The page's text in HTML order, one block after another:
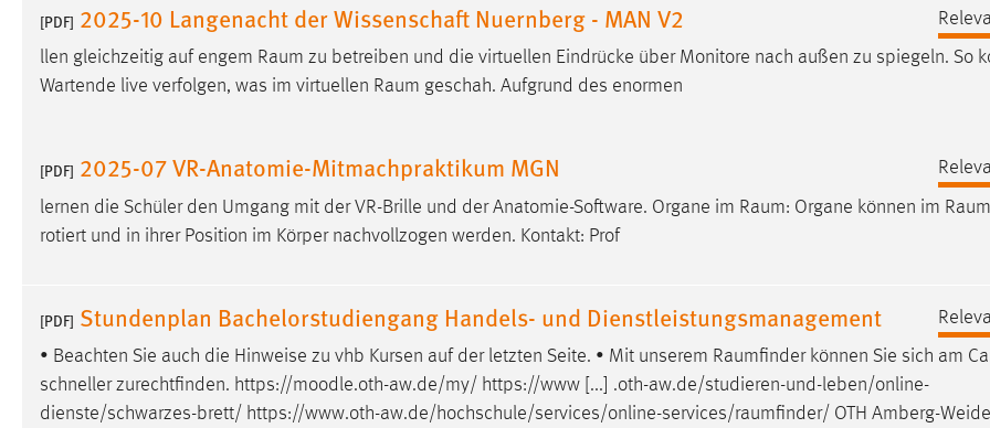
[PDF] 2025-10 Langenacht der Wissenschaft Nuernberg - MAN V2
llen gleichzeitig auf engem Raum zu betreiben und die virtuellen Eindrücke über Monitore nach außen zu spiegeln. So
Wartende live verfolgen, was im virtuellen Raum geschah. Aufgrund des enormen
[PDF] 2025-07 VR-Anatomie-Mitmachpraktikum MGN
lernen die Schüler den Umgang mit der VR-Brille und der Anatomie-Software. Organe im Raum: Organe können im Raum
rotiert und in ihrer Position im Körper nachvollzogen werden. Kontakt: Prof
[PDF] Stundenplan Bachelorstudiengang Handels- und Dienstleistungsmanagement
• Beachten Sie auch die Hinweise zu vhb Kursen auf der letzten Seite. • Mit unserem Raumfinderkönnen Sie sich am
schneller zurechtfinden. https://moodle.oth-aw.de/my/ https://www [...] .oth-aw.de/studieren-und-leben/online-
dienste/schwarzes-brett/ https://www.oth-aw.de/hochschule/services/online-services/raumfinder/ OTH Amberg-
Cookie Laufzeit: 3 Monate
Plattformen anzeigen zu können, werden von diesen
YouTube
Vimeo